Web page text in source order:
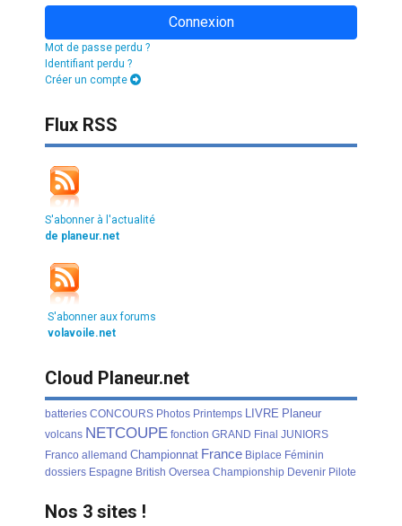
Connexion
Mot de passe perdu ?
Identifiant perdu ?
Créer un compte
Flux RSS
S'abonner à l'actualité
de planeur.net
S'abonner aux forums
volavoile.net
Cloud Planeur.net
batteries CONCOURS Photos Printemps LIVRE Planeur
volcans NETCOUPE fonction GRAND Final JUNIORS
Franco allemand Championnat France Biplace Féminin
dossiers Espagne British Oversea Championship Devenir Pilote
Nos 3 sites !